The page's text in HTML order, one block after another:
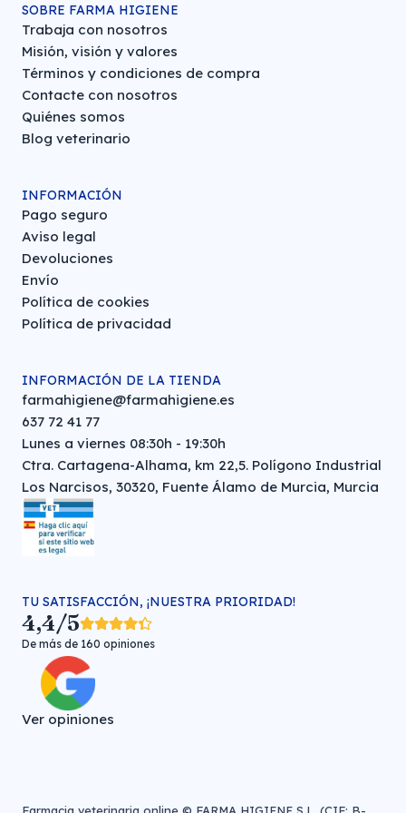
SOBRE FARMA HIGIENE
Trabaja con nosotros
Misión, visión y valores
Términos y condiciones de compra
Contacte con nosotros
Quiénes somos
Blog veterinario
INFORMACIÓN
Pago seguro
Aviso legal
Devoluciones
Envío
Política de cookies
Política de privacidad
INFORMACIÓN DE LA TIENDA
farmahigiene@farmahigiene.es
637 72 41 77
Lunes a viernes 08:30h - 19:30h
Ctra. Cartagena-Alhama, km 22,5. Polígono Industrial
Los Narcisos, 30320, Fuente Álamo de Murcia, Murcia
TU SATISFACCIÓN, ¡NUESTRA PRIORIDAD!
4,4/5
De más de 160 opiniones
Ver opiniones